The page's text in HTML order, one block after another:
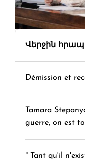
Վերջին
Démission et
Tamara
guerre, on est
" Tant qu'il